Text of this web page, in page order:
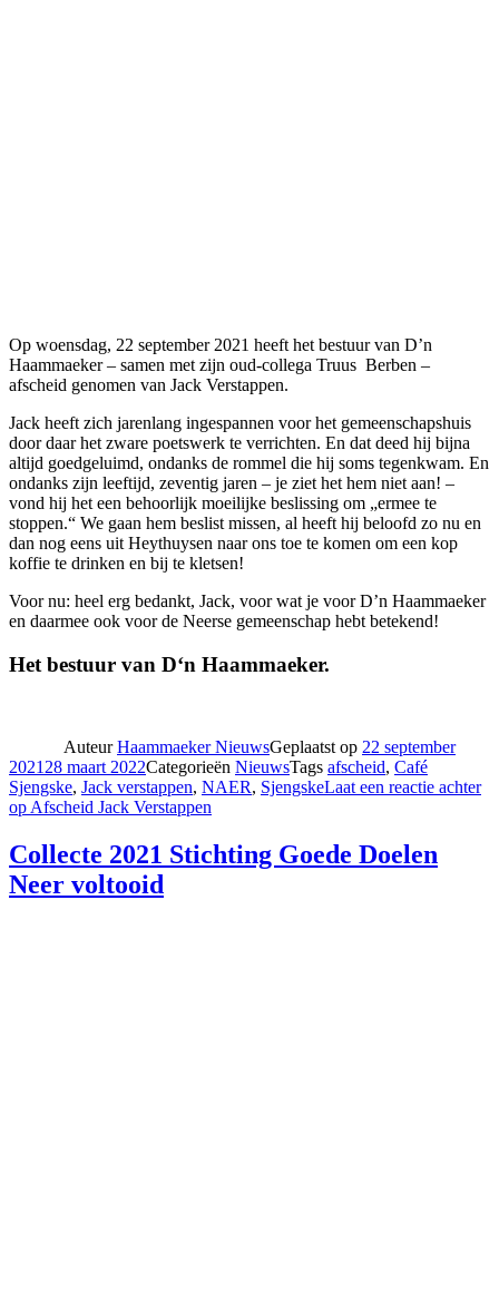
Op woensdag, 22 september 2021 heeft het bestuur van D’n
Haammaeker – samen met zijn oud-collega Truus Berben –
afscheid genomen van Jack Verstappen.
Jack heeft zich jarenlang ingespannen voor het gemeenschapshuis
door daar het zware poetswerk te verrichten. En dat deed hij bijna
altijd goedgeluimd, ondanks de rommel die hij soms tegenkwam. En
ondanks zijn leeftijd, zeventig jaren – je ziet het hem niet aan! –
vond hij het een behoorlijk moeilijke beslissing om „ermee te
stoppen.“ We gaan hem beslist missen, al heeft hij beloofd zo nu en
dan nog eens uit Heythuysen naar ons toe te komen om een kop
koffie te drinken en bij te kletsen!
Voor nu: heel erg bedankt, Jack, voor wat je voor D’n Haammaeker
en daarmee ook voor de Neerse gemeenschap hebt betekend!
Het bestuur van D‘n Haammaeker.
AuteurHaammaeker NieuwsGeplaatst op 22 september
2021 28 maart 2022Categorieën NieuwsTags afscheid, Café
Sjengske, Jack verstappen, NAER, SjengskeLaat een reactie achter
op Afscheid Jack Verstappen
Collecte 2021 Stichting Goede Doelen
Neer voltooid